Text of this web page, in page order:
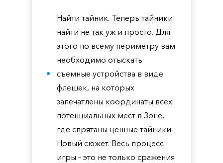
Найти тайник. Теперь тайники
найти не так уж и просто. Для
этого по всему периметру вам
необходимо отыскать
съемные устройства в виде
флешек, на которых
запечатлены координаты всех
потенциальных мест в Зоне,
где спрятаны ценные тайники.
Новый сюжет. Весь процесс
игры – это не только сражения